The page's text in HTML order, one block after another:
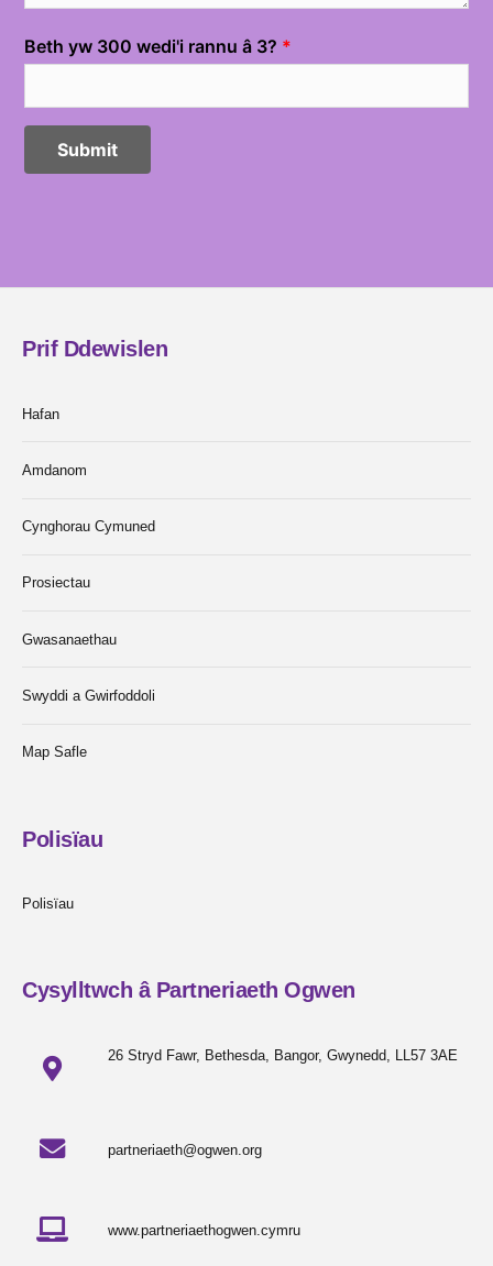
Prif Ddewislen
Hafan
Amdanom
Cynghorau Cymuned
Prosiectau
Gwasanaethau
Swyddi a Gwirfoddoli
Map Safle
Polisïau
Polisïau
Cysylltwch â Partneriaeth Ogwen
26 Stryd Fawr, Bethesda, Bangor, Gwynedd, LL57 3AE
partneriaeth@ogwen.org
www.partneriaethogwen.cymru